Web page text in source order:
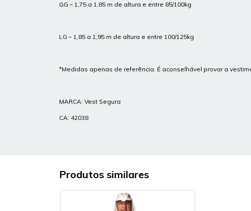
GG – 1,75 a 1,85 m de altura e entre 85/100kg
LG – 1,85 a 1,95 m de altura e entre 100/125kg
*Medidas apenas de referência. É aconselhável provar a
MARCA: Vest Segura
CA: 42038
Produtos similares